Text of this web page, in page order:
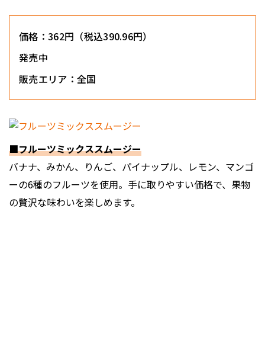
価格：362円（税込390.96円）
発売中
販売エリア：全国
■フルーツミックススムージー
バナナ、みかん、りんご、パイナップル、レモン、マンゴ
ーの6種のフルーツを使用。手に取りやすい価格で、果物
の贅沢な味わいを楽しめます。